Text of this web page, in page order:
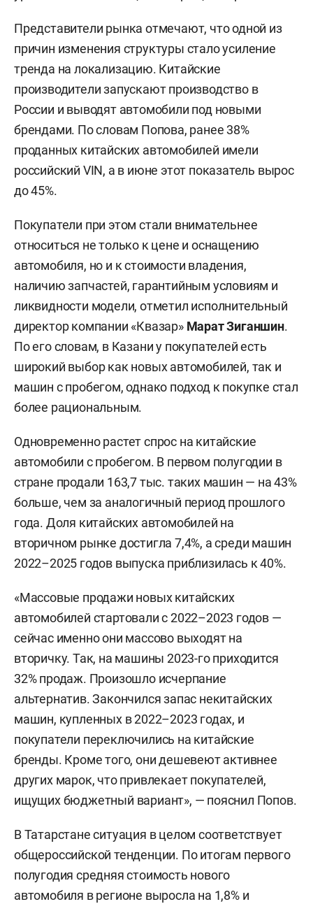
Представители рынка отмечают, что одной из
причин изменения структуры стало усиление
тренда на локализацию. Китайские
производители запускают производство в
России и выводят автомобили под новыми
брендами. По словам Попова, ранее 38%
проданных китайских автомобилей имели
российский VIN, а в июне этот показатель вырос
до 45%.
Покупатели при этом стали внимательнее
относиться не только к цене и оснащению
автомобиля, но и к стоимости владения,
наличию запчастей, гарантийным условиям и
ликвидности модели, отметил исполнительный
директор компании «Квазар» Марат Зиганшин.
По его словам, в Казани у покупателей есть
широкий выбор как новых автомобилей, так и
машин с пробегом, однако подход к покупке стал
более рациональным.
Одновременно растет спрос на китайские
автомобили с пробегом. В первом полугодии в
стране продали 163,7 тыс. таких машин — на 43%
больше, чем за аналогичный период прошлого
года. Доля китайских автомобилей на
вторичном рынке достигла 7,4%, а среди машин
2022–2025 годов выпуска приблизилась к 40%.
«Массовые продажи новых китайских
автомобилей стартовали с 2022–2023 годов —
сейчас именно они массово выходят на
вторичку. Так, на машины 2023-го приходится
32% продаж. Произошло исчерпание
альтернатив. Закончился запас некитайских
машин, купленных в 2022–2023 годах, и
покупатели переключились на китайские
бренды. Кроме того, они дешевеют активнее
других марок, что привлекает покупателей,
ищущих бюджетный вариант», — пояснил Попов.
В Татарстане ситуация в целом соответствует
общероссийской тенденции. По итогам первого
полугодия средняя стоимость нового
автомобиля в регионе выросла на 1,8% и